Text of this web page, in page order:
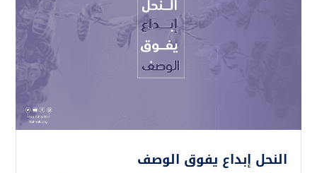
النحل إبداع يفوق الوصف